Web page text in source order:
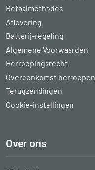
Betaalmethodes
Aflevering
Batterij-regeling
Algemene Voorwaarden
Herroepingsrecht
Overeenkomst herroepen
Terugzendingen
Cookie-instellingen
Over ons